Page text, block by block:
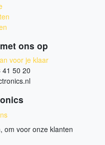
ons op
voor je klaar
41 50 20
om voor onze klanten